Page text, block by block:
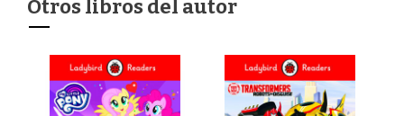
Otros libros del autor